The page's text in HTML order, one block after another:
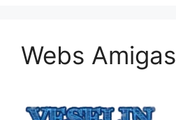
Webs Amigas